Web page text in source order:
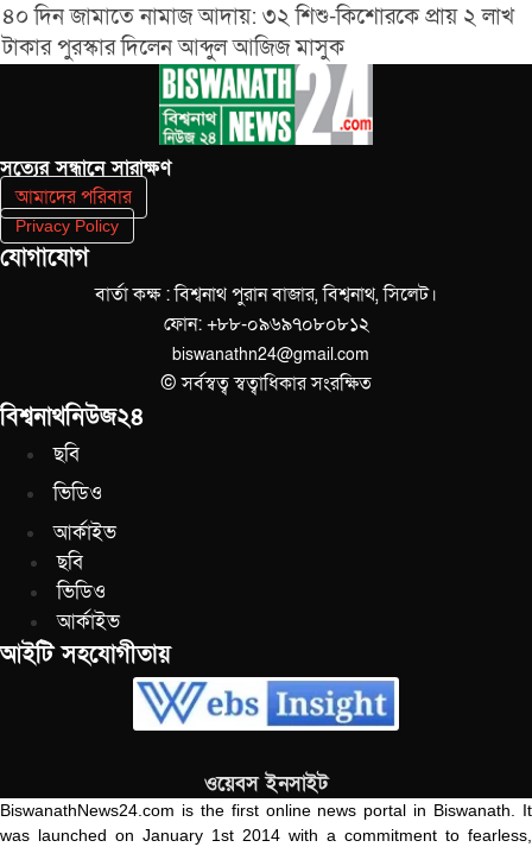
৪০ দিন জামাতে নামাজ আদায়: ৩২ শিশু-কিশোরকে প্রায় ২ লাখ
টাকার পুরস্কার দিলেন আব্দুল আজিজ মাসুক
সত‌্যের সন্ধানে সারাক্ষণ
আমাদের পরিবার
Privacy Policy
যোগাযোগ
বার্তা কক্ষ : বিশ্বনাথ পুরান বাজার, বিশ্বনাথ, সিলেট।
ফোন: +৮৮-০৯৬৯৭০৮০৮১২
biswanathn24@gmail.com
© সর্বস্বত্ব স্বত্বাধিকার সংরক্ষিত
বিশ্বনাথনিউজ২৪
ছবি
ভিডিও
আর্কাইভ
ছবি
ভিডিও
আর্কাইভ
আইটি সহযোগীতায়
ওয়েবস ইনসাইট
BiswanathNews24.com is the first online news portal in Biswanath. It
was launched on January 1st 2014 with a commitment to fearless,